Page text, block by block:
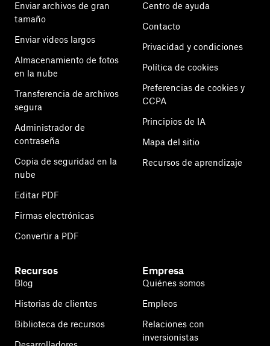
Enviar archivos de gran
tamaño
Enviar videos largos
Almacenamiento de fotos
en la nube
Transferencia de archivos
segura
Administrador de
contraseña
Copia de seguridad en la
nube
Editar PDF
Firmas electrónicas
Convertir a PDF
Centro de ayuda
Contacto
Privacidad y condiciones
Política de cookies
Preferencias de cookies y
CCPA
Principios de IA
Mapa del sitio
Recursos de aprendizaje
Recursos
Blog
Historias de clientes
Biblioteca de recursos
Empresa
Quiénes somos
Empleos
Relaciones con
inversionistas